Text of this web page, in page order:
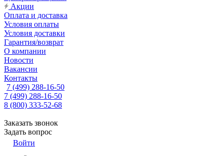
Акции
Оплата и доставка
Условия оплаты
Условия доставки
Гарантия/возврат
О компании
Новости
Вакансии
Контакты
7 (499) 288-16-50
7 (499) 288-16-50
8 (800) 333-52-68
Заказать звонок
Задать вопрос
Войти